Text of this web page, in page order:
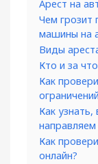
Арест на
Чем грозит
машины на
Виды
Кто и за
Как
ограничений
Как
направляем
Как
онлайн?